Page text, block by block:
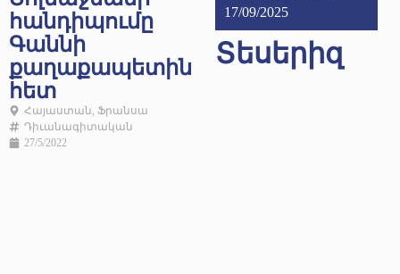
հանդիպումը
Գաննի
քաղաքապետին
հետ
Հայաստան, Ֆրանսա
Դիւանագիտական
27/5/2022
17/09/2025
Տեսերիզ